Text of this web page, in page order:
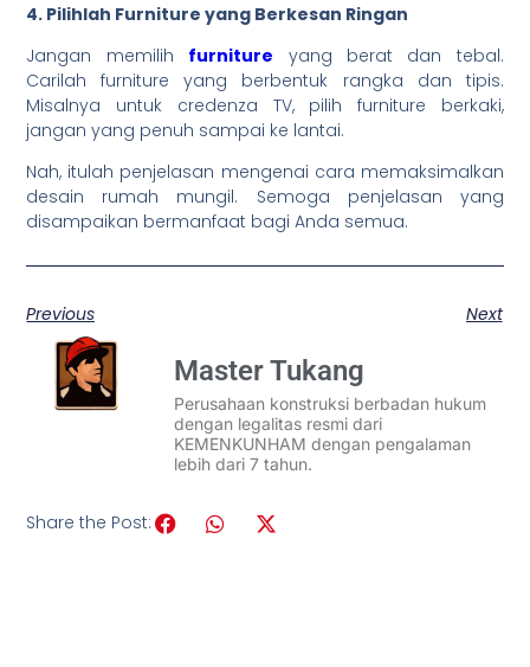
4. Pilihlah Furniture yang Berkesan Ringan
Jangan memilih furniture yang berat dan tebal.
Carilah furniture yang berbentuk rangka dan tipis.
Misalnya untuk credenza TV, pilih furniture berkaki,
jangan yang penuh sampai ke lantai.
Nah, itulah penjelasan mengenai cara memaksimalkan
desain rumah mungil. Semoga penjelasan yang
disampaikan bermanfaat bagi Anda semua.
Previous Next
Master Tukang
Perusahaan konstruksi berbadan hukum
dengan legalitas resmi dari
KEMENKUNHAM dengan pengalaman
lebih dari 7 tahun.
Share the Post: